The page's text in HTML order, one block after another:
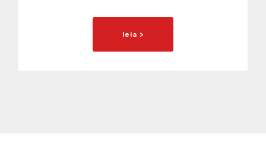
leia >